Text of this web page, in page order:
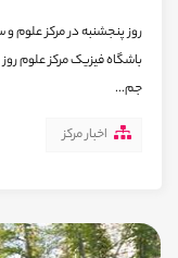
روز پنجشنبه در مرکز
جم...
اخبار مرکز